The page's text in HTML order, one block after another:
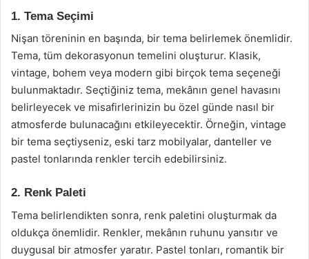
1. Tema Seçimi
Nişan töreninin en başında, bir tema belirlemek önemlidir.
Tema, tüm dekorasyonun temelini oluşturur. Klasik,
vintage, bohem veya modern gibi birçok tema seçeneği
bulunmaktadır. Seçtiğiniz tema, mekânın genel havasını
belirleyecek ve misafirlerinizin bu özel günde nasıl bir
atmosferde bulunacağını etkileyecektir. Örneğin, vintage
bir tema seçtiyseniz, eski tarz mobilyalar, danteller ve
pastel tonlarında renkler tercih edebilirsiniz.
2. Renk Paleti
Tema belirlendikten sonra, renk paletini oluşturmak da
oldukça önemlidir. Renkler, mekânın ruhunu yansıtır ve
duygusal bir atmosfer yaratır. Pastel tonları, romantik bir